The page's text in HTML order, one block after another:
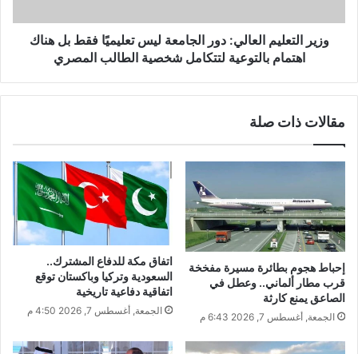
وزير التعليم العالي: دور الجامعة ليس تعليميًا فقط بل هناك
اهتمام بالتوعية لتتكامل شخصية الطالب المصري
مقالات ذات صلة
إحباط هجوم بطائرة مسيرة مفخخة
قرب مطار ألماني.. وعطل في
الصاعق يمنع كارثة
الجمعة, أغسطس 7, 2026 6:43 م
اتفاق مكة للدفاع المشترك..
السعودية وتركيا وباكستان توقع
اتفاقية دفاعية تاريخية
الجمعة, أغسطس 7, 2026 4:50 م